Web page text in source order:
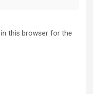
this browser for the